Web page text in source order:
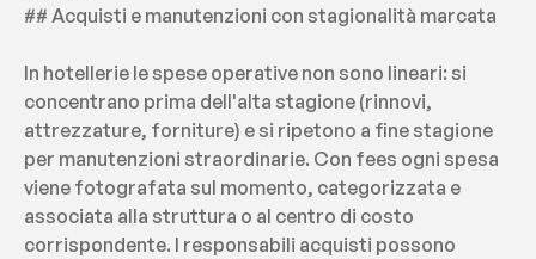
## Acquisti e manutenzioni con stagionalità marcata
In hotellerie le spese operative non sono lineari: si
concentrano prima dell'alta stagione (rinnovi,
attrezzature, forniture) e si ripetono a fine stagione
per manutenzioni straordinarie. Con fees ogni spesa
viene fotografata sul momento, categorizzata e
associata alla struttura o al centro di costo
corrispondente. I responsabili acquisti possono